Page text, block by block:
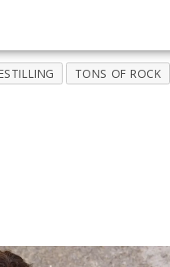
TONS OF ROCK